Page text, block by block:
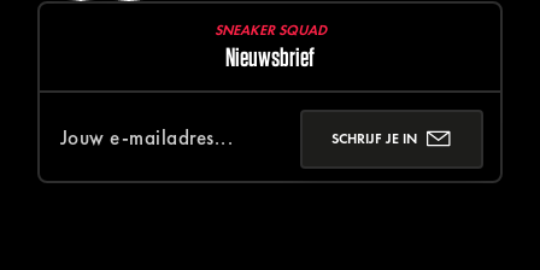
SNEAKER SQUAD
Nieuwsbrief
SCHRIJF JE IN